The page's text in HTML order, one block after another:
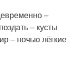
–
– кусты
– ночью лёгкие